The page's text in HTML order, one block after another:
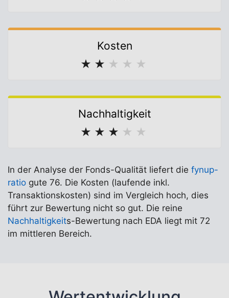
Kosten
★ ★ ★ ★ ★
Nachhaltigkeit
★ ★ ★ ★ ★
In der Analyse der Fonds-Qualität liefert die fynup-
ratio gute 76. Die Kosten (laufende inkl.
Transaktionskosten) sind im Vergleich hoch, dies
führt zur Bewertung nicht so gut. Die reine
Nachhaltigkeits-Bewertung nach EDA liegt mit 72
im mittleren Bereich.